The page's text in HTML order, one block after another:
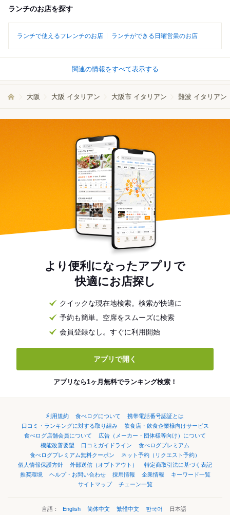
ランチのお店を探す
ランチで使えるフレンチのお店 ランチができる日曜営業のお店
関連の情報をすべて表示する
大阪 大阪 イタリアン 大阪市 イタリアン 難波 イタリアン
より便利になったアプリで
快適にお店探し
クイックな現在地検索。検索が快適に
予約も簡単。空席をスムーズに検索
会員登録なし。すぐに利用開始
アプリで開く
アプリなら1ヶ月無料でランキング検索！
利用規約 食べログについて
携帯電話番号認証とは
口コミ・ランキングに対する取り組み
飲食店・飲食企業様向けサービス
食べログ店舗会員について
広告（メーカー・団体様等向け）について
機能改善要望
口コミガイドライン
食べログプレミアム
食べログプレミアム無料クーポン
ネット予約（リクエスト予約）
個人情報保護方針
外部送信（オプトアウト）
特定商取引法に基づく表記
推奨環境
ヘルプ・お問い合わせ 採用情報 企業情報
キーワード一覧
サイトマップ
チェーン一覧
言語： English 简体中文 繁體中文 한국어 日本語